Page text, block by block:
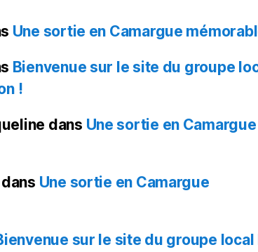
Une sortie en Camargue
Bienvenue sur le site du groupe
!
dans Une sortie en Camargue
dans Une sortie en Camargue
sur le site du groupe local